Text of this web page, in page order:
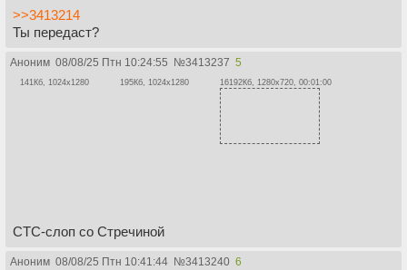
>>3413214
Ты передаст?
Аноним 08/08/25 Птн 10:24:55 №3413237 5
141Кб, 1024x1280 195Кб, 1024x1280 16192Кб, 1280x720, 00:01:00
СТС-слоп со Стречиной
Аноним 08/08/25 Птн 10:41:44 №3413240 6